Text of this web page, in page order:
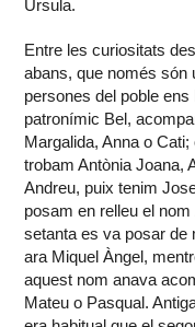
Úrsula.
Entre les curiositats
abans, que només són
persones del poble
patronímic Bel,
Margalida, Anna o
trobam Antònia Joana,
Andreu, puix tenim
posam en relleu el
setanta es va posar de
ara Miquel Àngel,
aquest nom anava
Mateu o Pasqual.